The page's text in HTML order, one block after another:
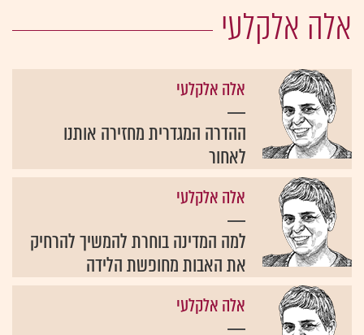
אלה אלקלעי
אלה אלקלעי
ההדרה המגדרית מחזירה אותנו
לאחור
אלה אלקלעי
למה המדינה בוחרת להמשיך להרחיק
את האבות מחופשת הלידה
אלה אלקלעי